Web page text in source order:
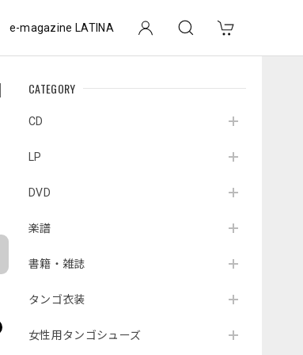
e-magazine LATINA
CATEGORY
CD
LP
DVD
楽譜
書籍・雑誌
タンゴ衣装
女性用タンゴシューズ